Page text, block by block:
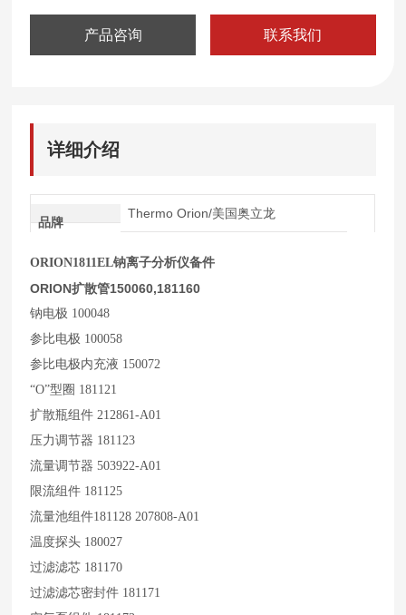
产品咨询 联系我们
详细介绍
品牌
Thermo Orion/美国奥立龙
ORION1811EL钠离子分析仪备件
ORION扩散管150060,181160
钠电极 100048
参比电极 100058
参比电极内充液 150072
“O”型圈 181121
扩散瓶组件 212861-A01
压力调节器 181123
流量调节器 503922-A01
限流组件 181125
流量池组件181128 207808-A01
温度探头 180027
过滤滤芯 181170
过滤滤芯密封件 181171